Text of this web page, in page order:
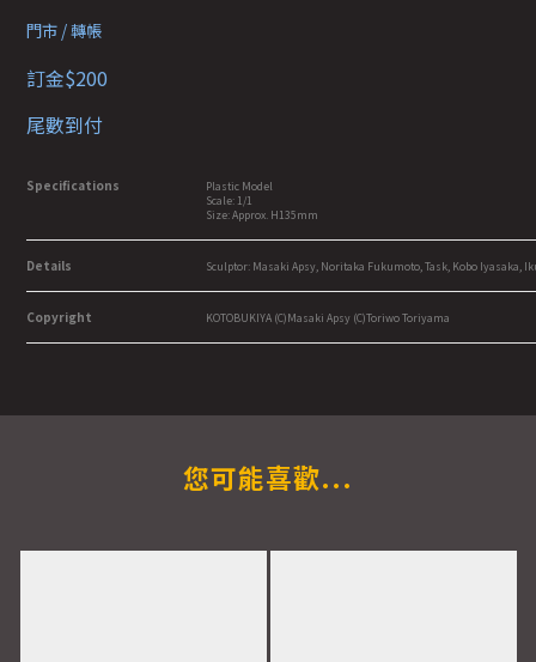
門市 / 轉帳
訂金$200
尾數到付
Specifications
Plastic Model
Scale: 1/1
Size: Approx. H135mm
Details Sculptor: Masaki Apsy, Noritaka Fukumoto, Task, Kobo Iyasaka,
Copyright KOTOBUKIYA (C)Masaki Apsy (C)Toriwo Toriyama
您可能喜歡...